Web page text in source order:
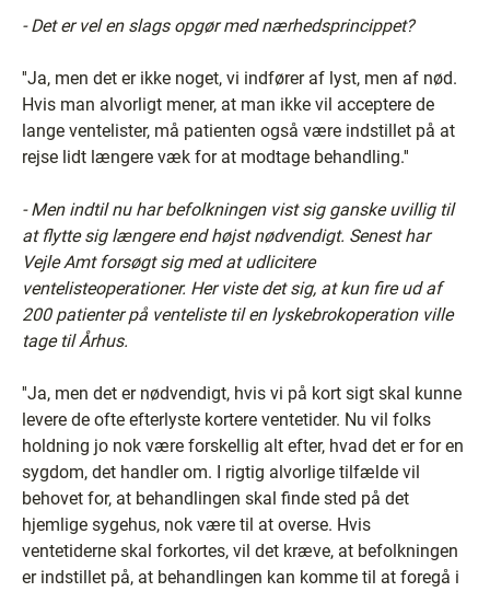
- Det er vel en slags opgør med nærhedsprincippet?
''Ja, men det er ikke noget, vi indfører af lyst, men af nød.
Hvis man alvorligt mener, at man ikke vil acceptere de
lange ventelister, må patienten også være indstillet på at
rejse lidt længere væk for at modtage behandling.''
- Men indtil nu har befolkningen vist sig ganske uvillig til
at flytte sig længere end højst nødvendigt. Senest har
Vejle Amt forsøgt sig med at udlicitere
ventelisteoperationer. Her viste det sig, at kun fire ud af
200 patienter på venteliste til en lyskebrokoperation ville
tage til Århus.
''Ja, men det er nødvendigt, hvis vi på kort sigt skal kunne
levere de ofte efterlyste kortere ventetider. Nu vil folks
holdning jo nok være forskellig alt efter, hvad det er for en
sygdom, det handler om. I rigtig alvorlige tilfælde vil
behovet for, at behandlingen skal finde sted på det
hjemlige sygehus, nok være til at overse. Hvis
ventetiderne skal forkortes, vil det kræve, at befolkningen
er indstillet på, at behandlingen kan komme til at foregå i